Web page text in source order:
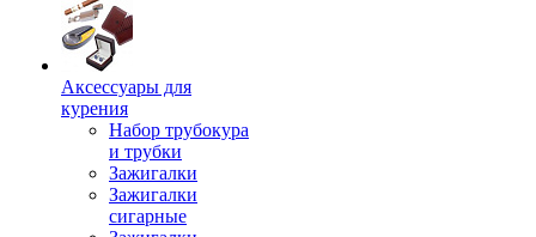
Аксессуары для
курения
Набор трубокура
и трубки
Зажигалки
Зажигалки
сигарные